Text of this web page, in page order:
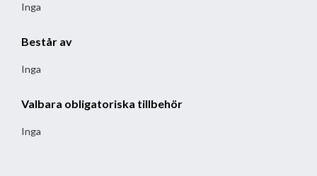
Inga
Består av
Inga
Valbara obligatoriska tillbehör
Inga